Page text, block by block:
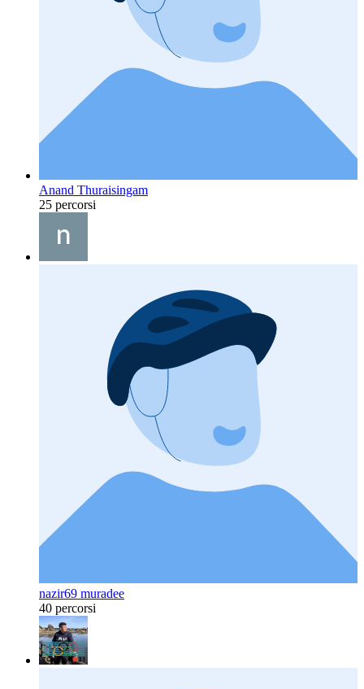
Anand Thuraisingam
25 percorsi
nazir69 muradee
40 percorsi